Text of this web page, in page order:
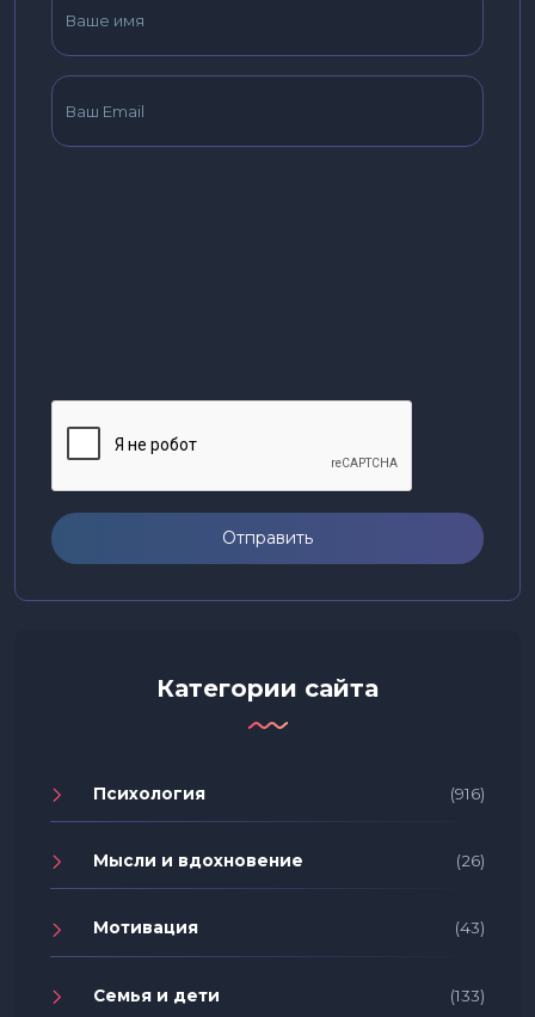
Отправить
Категории сайта
Психология (916)
Мысли и вдохновение (26)
Мотивация (43)
Семья и дети (133)